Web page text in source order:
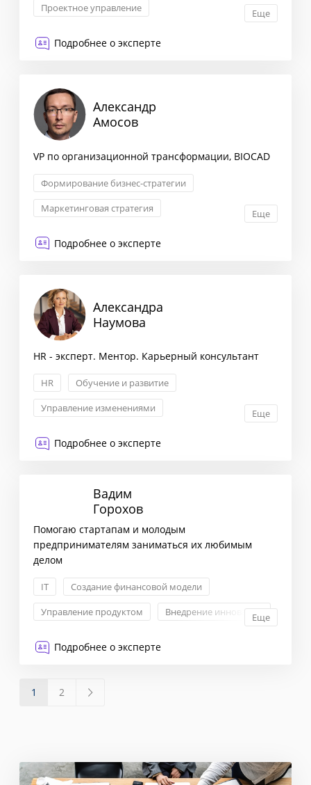
Проектное управление
Еще
Подробнее о эксперте
Александр
Амосов
VP по организационной трансформации, BIOCAD
Формирование бизнес-стратегии
Маркетинговая стратегия
Еще
Подробнее о эксперте
Александра
Наумова
HR - эксперт. Ментор. Карьерный консультант
HR
Обучение и развитие
Управление изменениями
Еще
Подробнее о эксперте
Вадим
Горохов
Помогаю стартапам и молодым
предпринимателям заниматься их любимым
делом
IT
Создание финансовой модели
Управление продуктом
Внедрение инноваций
Еще
Подробнее о эксперте
1 2